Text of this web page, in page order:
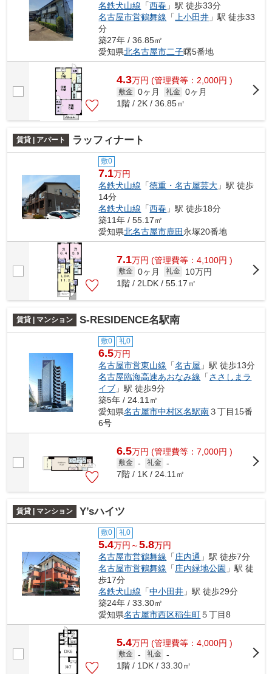
名鉄犬山線 「西春 」駅 徒歩33分
名古屋市営鶴舞線 「上小田井 」駅 徒歩33
分
築27年 / 36.85㎡
愛知県北名古屋市二子曙5番地
4.3万円 (管理費等：2,000円 )
敷金 0ヶ月 礼金 0ヶ月
1階 / 2K / 36.85㎡
賃貸 | アパート ラッフィナート
敷0
7.1万円
名鉄犬山線 「徳重・名古屋芸大 」駅 徒歩
14分
名鉄犬山線 「西春 」駅 徒歩18分
築11年 / 55.17㎡
愛知県北名古屋市鹿田 永塚20番地
7.1万円 (管理費等：4,100円 )
敷金 0ヶ月 礼金
10万円
1階 / 2LDK / 55.17㎡
賃貸 | マンション S-RESIDENCE名駅南
敷0 礼0
6.5万円
名古屋市営東山線 「名古屋 」駅 徒歩13分
名古屋臨海高速あおなみ線 「ささしまラ
イブ 」駅 徒歩9分
築5年 / 24.11㎡
愛知県名古屋市中村区名駅南３丁目15番
6号
6.5万円 (管理費等：7,000円 )
敷金 - 礼金 -
7階 / 1K / 24.11㎡
賃貸 | マンション Y’sハイツ
敷0 礼0
5.4万円～5.8万円
名古屋市営鶴舞線 「庄内通 」駅 徒歩7分
名古屋市営鶴舞線 「庄内緑地公園 」駅 徒
歩17分
名鉄犬山線 「中小田井 」駅 徒歩29分
築24年 / 33.30㎡
愛知県名古屋市西区稲生町５丁目8
5.4万円 (管理費等：4,000円 )
敷金 - 礼金 -
1階 / 1DK / 33.30㎡